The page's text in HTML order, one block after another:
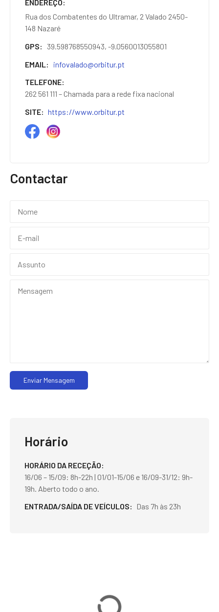
ENDEREÇO
Rua dos Combatentes do Ultramar, 2 Valado 2450-
148 Nazaré
GPS
39.598768550943, -9.0560013055801
EMAIL
infovalado@orbitur.pt
TELEFONE
262 561 111 – Chamada para a rede fixa nacional
SITE
https://www.orbitur.pt
Contactar
Enviar Mensagem
Horário
HORÁRIO DA RECEÇÃO
16/06 – 15/09: 8h-22h | 01/01-15/06 e 16/09-31/12: 9h-
19h. Aberto todo o ano.
ENTRADA/SAÍDA DE VEÍCULOS
Das 7h às 23h